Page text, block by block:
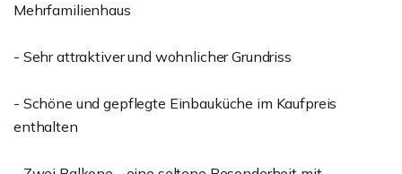
Mehrfamilienhaus
- Sehr attraktiver und wohnlicher Grundriss
- Schöne und gepflegte Einbauküche im Kaufpreis
enthalten